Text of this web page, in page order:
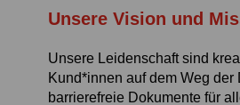
Unsere Vision und
Unsere Leidenschaft sind
Kund*innen auf dem Weg
barrierefreie Dokumente für